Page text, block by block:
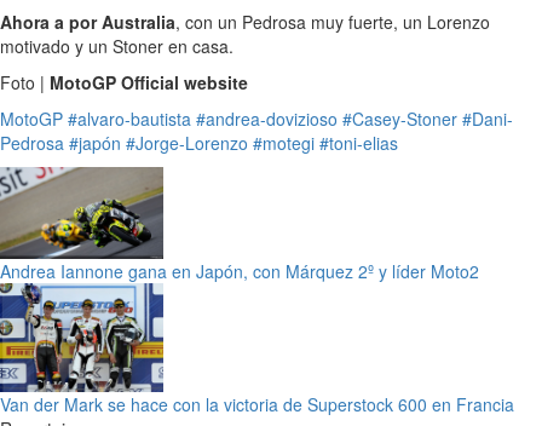
Ahora a por Australia, con un Pedrosa muy fuerte, un Lorenzo
motivado y un Stoner en casa.
Foto | MotoGP Official website
MotoGP #alvaro-bautista #andrea-dovizioso #Casey-Stoner #Dani-
Pedrosa #japón #Jorge-Lorenzo #motegi #toni-elias
Andrea Iannone gana en Japón, con Márquez 2º y líder Moto2
Van der Mark se hace con la victoria de Superstock 600 en Francia